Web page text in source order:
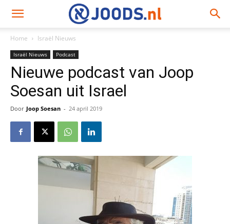
Home Israël Nieuws
Israël Nieuws Podcast
Nieuwe podcast van Joop
Soesan uit Israel
Door Joop Soesan - 24 april 2019